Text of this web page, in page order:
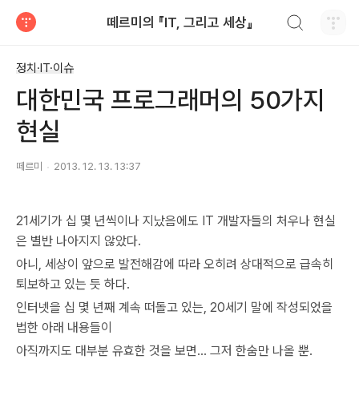
떼르미의 『IT, 그리고 세상』
정치·IT·이슈
대한민국 프로그래머의 50가지
현실
떼르미 2013. 12. 13. 13:37
21세기가 십 몇 년씩이나 지났음에도 IT 개발자들의 처우나 현실
은 별반 나아지지 않았다.
아니, 세상이 앞으로 발전해감에 따라 오히려 상대적으로 급속히
퇴보하고 있는 듯 하다.
인터넷을 십 몇 년째 계속 떠돌고 있는, 20세기 말에 작성되었을
법한 아래 내용들이
아직까지도 대부분 유효한 것을 보면... 그저 한숨만 나올 뿐.